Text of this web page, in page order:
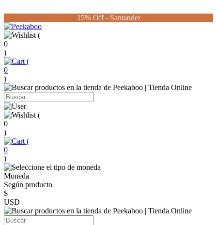
15% Off - Santander
(
0
)
(
0
)
(
0
)
(
0
)
Moneda
Según producto
$
USD